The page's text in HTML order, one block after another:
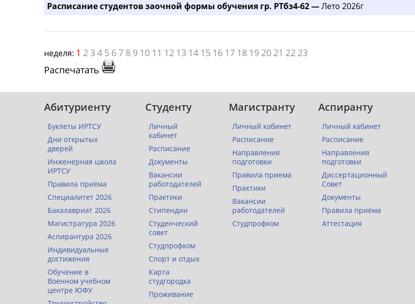
Расписание студентов заочной формы обучения гр. РТбз4-62 —Лето 2026г
неделя: 1 2 3 4 5 6 7 8 9 10 11 12 13 14 15 16 17 18 19 20 21 22 23
Распечатать
Абитуриенту
Буклеты ИРТСУ
Дни открытых
дверей
Инженерная школа
ИРТСУ
Правила приёма
Специалитет 2026
Бакалавриат 2026
Магистратура 2026
Аспирантура 2026
Индивидуальные
достижения
Обучение в
Военном учебном
центре ЮФУ
Студенту
Личный
кабинет
Расписание
Документы
Вакансии
работодателей
Практики
Стипендии
Студенческий
совет
Студпрофком
Спорт и отдых
Карта
студгородка
Проживание
Магистранту
Личный кабинет
Расписание
Направления
подготовки
Правила приема
Практики
Вакансии
работодателей
Студпрофком
Аспиранту
Личный кабинет
Расписание
Направления
подготовки
Диссертационный
Совет
Документы
Правила приёма
Аттестация